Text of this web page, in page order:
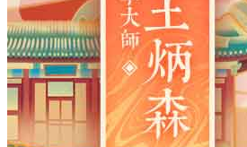
年
2028
2027 2026 2025
2022
2021 2020 2019
2015
2014 2013 2012
2009
2008 2007 2006
2002
2001 2000 1999
1995 1994 1993